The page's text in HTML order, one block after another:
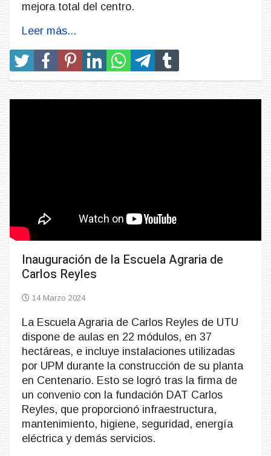
mejora total del centro.
Leer más...
Inauguración de la Escuela Agraria de
Carlos Reyles
14 Marzo 2024
La Escuela Agraria de Carlos Reyles de UTU
dispone de aulas en 22 módulos, en 37
hectáreas, e incluye instalaciones utilizadas
por UPM durante la construcción de su planta
en Centenario. Esto se logró tras la firma de
un convenio con la fundación DAT Carlos
Reyles, que proporcionó infraestructura,
mantenimiento, higiene, seguridad, energía
eléctrica y demás servicios.